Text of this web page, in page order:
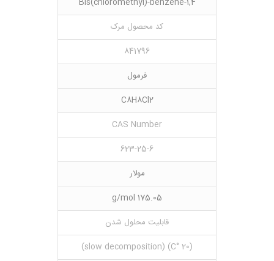
کد محصول مرک
841796
فرمول
C8H8Cl2
CAS Number
623-25-6
مولار
175.05 g/mol
قابلیت محلول شدن
(20 °C) (slow decomposition)